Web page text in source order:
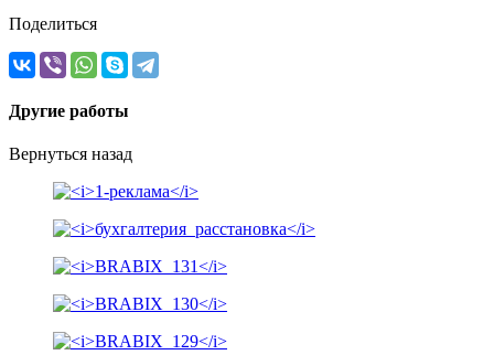
Поделиться
Другие работы
Вернуться назад